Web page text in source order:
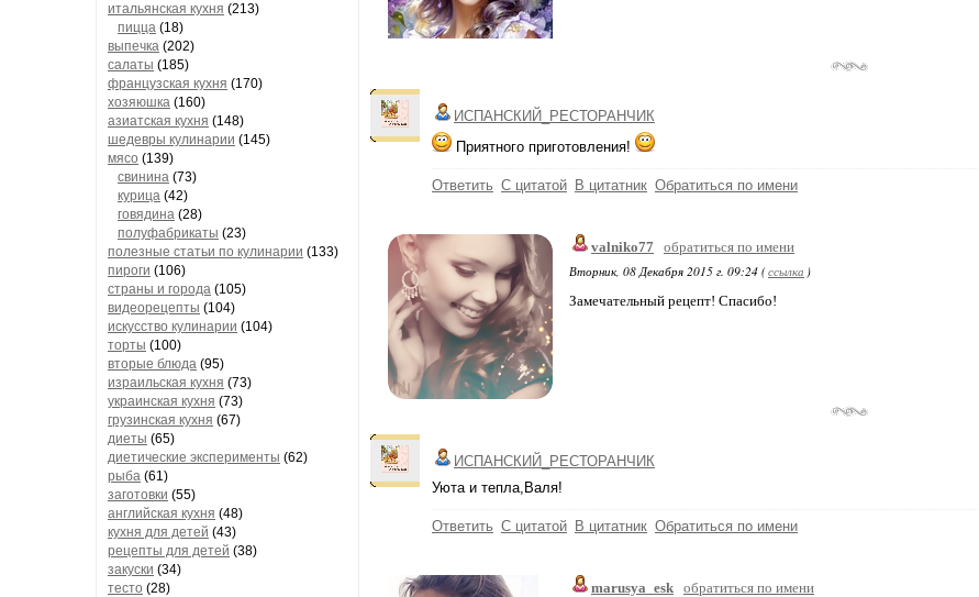
итальянская кухня (213)
пицца (18)
выпечка (202)
салаты (185)
французская кухня (170)
хозяюшка (160)
азиатская кухня (148)
шедевры кулинарии (145)
мясо (139)
свинина (73)
курица (42)
говядина (28)
полуфабрикаты (23)
полезные статьи по кулинарии (133)
пироги (106)
страны и города (105)
видеорецепты (104)
искусство кулинарии (104)
торты (100)
вторые блюда (95)
израильская кухня (73)
украинская кухня (73)
грузинская кухня (67)
диеты (65)
диетические эксперименты (62)
рыба (61)
заготовки (55)
английская кухня (48)
кухня для детей (43)
рецепты для детей (38)
закуски (34)
тесто (28)
ИСПАНСКИЙ_РЕСТОРАНЧИК
Приятного приготовления!
Ответить С цитатой В цитатник Обратиться по имени
valniko77
обратиться по имени
Вторник, 08 Декабря 2015 г. 09:24 (ссылка )
Замечательный рецепт! Спасибо!
ИСПАНСКИЙ_РЕСТОРАНЧИК
Уюта и тепла,Валя!
Ответить С цитатой В цитатник Обратиться по имени
marusya_esk обратиться по имени